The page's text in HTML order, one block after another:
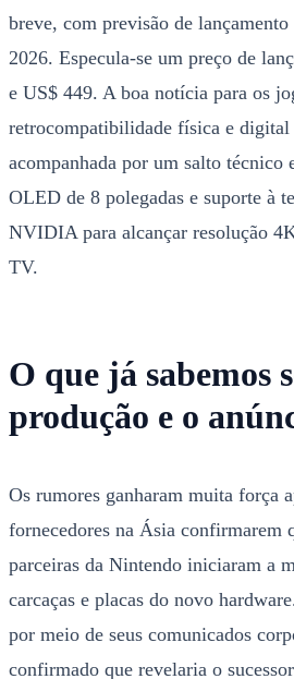
breve, com previsão de
2026. Especula-se um preço de
e US$ 449. A boa notícia para os
retrocompatibilidade física e digital
acompanhada por um salto técnico
OLED de 8 polegadas e suporte à
NVIDIA para alcançar resolução
TV.
O que já sabemos
produção e o
Os rumores ganharam muita força
fornecedores na Ásia confirmarem
parceiras da Nintendo iniciaram a
carcaças e placas do novo
por meio de seus comunicados
confirmado que revelaria o